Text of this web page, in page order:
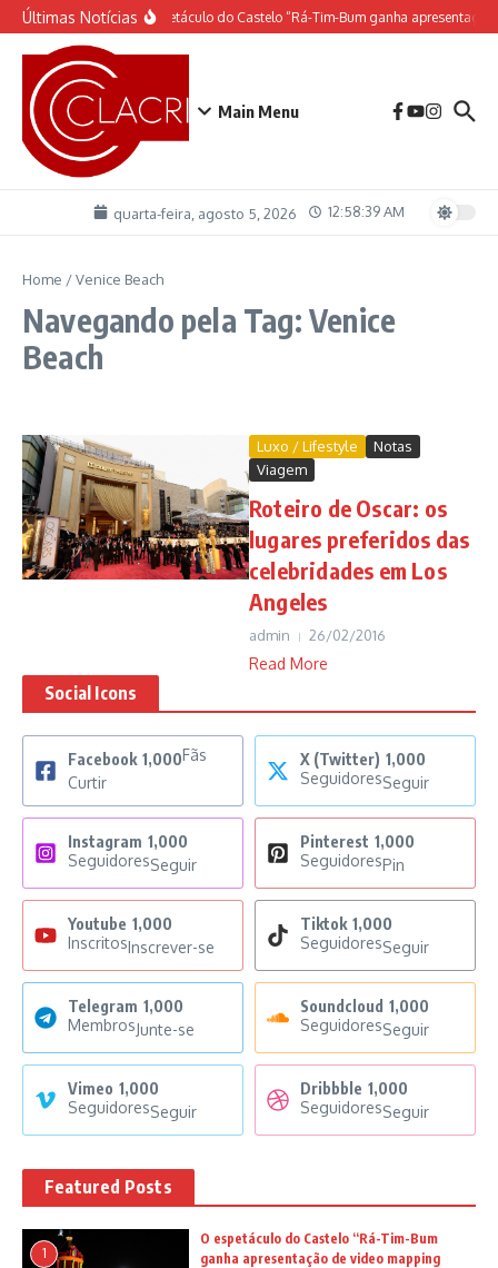
Ir para o conteúdo
Últimas NotíciasO espetáculo do Castelo “Rá-Tim-Bum ganha
Main Menu
quarta-feira, agosto 5, 2026 12:58:39 AM
Home /Venice Beach
Navegando pela Tag: Venice
Beach
Luxo / Lifestyle
Notas
Viagem
Roteiro de Oscar: os
lugares preferidos das
celebridades em Los
Angeles
admin 26/02/2016
Read More
Social Icons
Facebook 1,000Fãs
Curtir
X (Twitter) 1,000
SeguidoresSeguir
Instagram 1,000
SeguidoresSeguir
Pinterest 1,000
SeguidoresPin
Youtube 1,000
InscritosInscrever-se
Tiktok 1,000
SeguidoresSeguir
Telegram 1,000
MembrosJunte-se
Soundcloud 1,000
SeguidoresSeguir
Vimeo 1,000
SeguidoresSeguir
Dribbble 1,000
SeguidoresSeguir
Featured Posts
1
O espetáculo do Castelo “Rá-Tim-Bum
ganha apresentação de video mapping